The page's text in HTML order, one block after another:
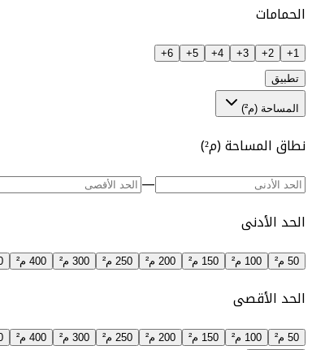
الحمامات
1+
2+
3+
4+
5+
6+
تطبيق
المساحة (م²)
نطاق المساحة (م²)
—
الحد الأدنى
50 م² 100 م² 150 م² 200 م² 250 م² 300 م² 400 م²
الحد الأقصى
50 م² 100 م² 150 م² 200 م² 250 م² 300 م² 400 م²